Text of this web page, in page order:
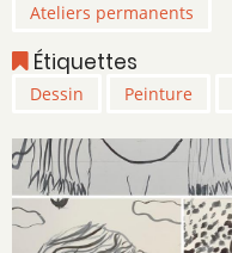
Ateliers permanents
Étiquettes
Dessin Peinture